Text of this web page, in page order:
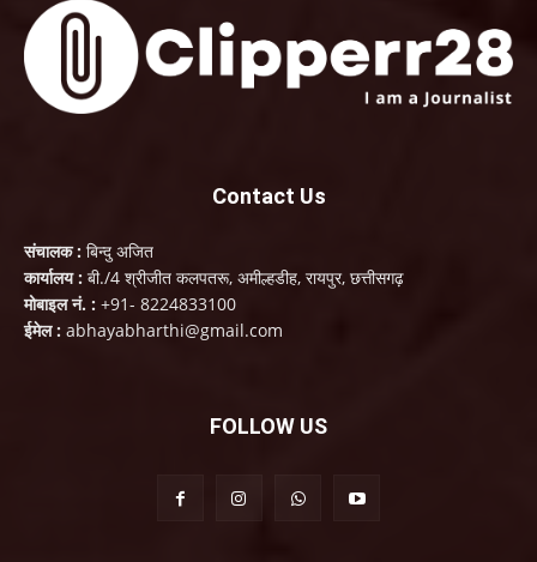
Contact Us
संचालक : बिन्दु अजित
कार्यालय : बी./4 श्रीजीत कलपतरू, अमील्हडीह, रायपुर, छत्तीसगढ़
मोबाइल नं. : +91- 8224833100
ईमेल : abhayabharthi@gmail.com
FOLLOW US